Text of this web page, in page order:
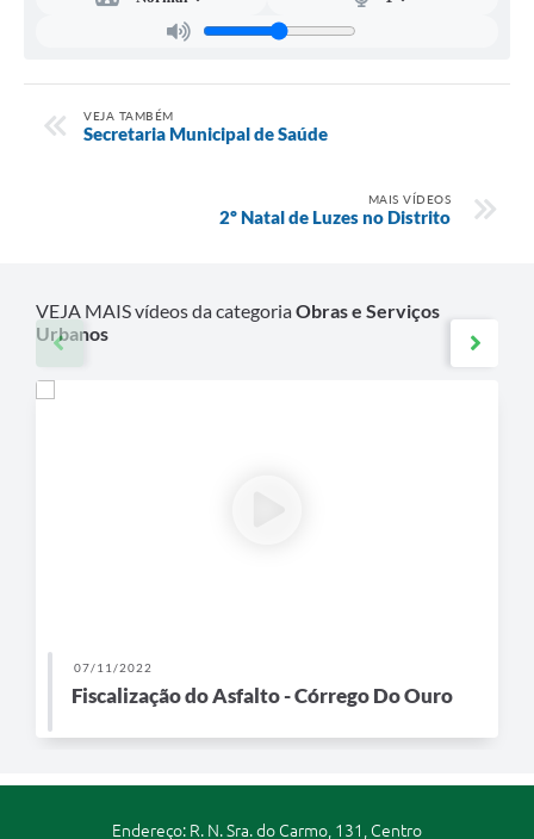
VEJA TAMBÉM
Secretaria Municipal de Saúde
MAIS VÍDEOS
2º Natal de Luzes no Distrito
VEJA MAIS vídeos da categoriaObras e Serviços
Urbanos
07/11/2022
Fiscalização do Asfalto - Córrego Do Ouro
Endereço: R. N. Sra. do Carmo, 131, Centro